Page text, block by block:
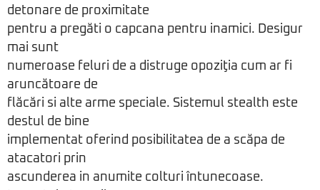
detonare de proximitate
pentru a pregăti o capcana pentru inamici. Desigur
mai sunt
numeroase feluri de a distruge opoziţia cum ar fi
aruncătoare de
flăcări si alte arme speciale. Sistemul stealth este
destul de bine
implementat oferind posibilitatea de a scăpa de
atacatori prin
ascunderea in anumite colturi întunecoase.